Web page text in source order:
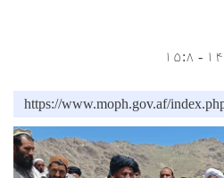
https://www.moph.gov.af/